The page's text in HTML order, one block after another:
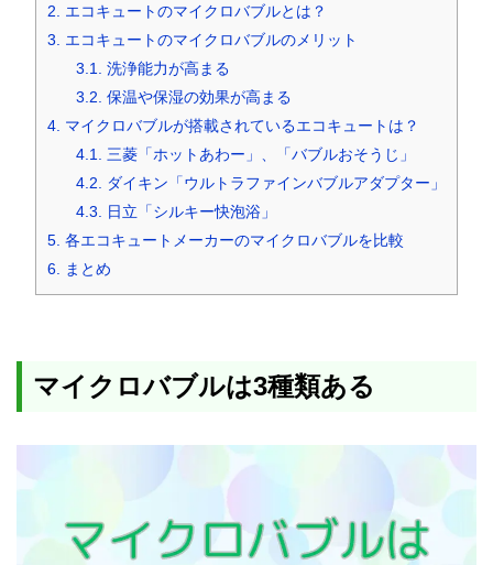
2.
エコキュートのマイクロバブルとは？
3.
エコキュートのマイクロバブルのメリット
3.1.
洗浄能力が高まる
3.2. 保温や保湿の効果が高まる
4. マイクロバブルが搭載されているエコキュートは？
4.1.
三菱「ホットあわー」、「バブルおそうじ」
4.2.
ダイキン「ウルトラファインバブルアダプター」
4.3.
日立「シルキー快泡浴」
5. 各エコキュートメーカーのマイクロバブルを比較
6.
まとめ
マイクロバブルは3種類ある